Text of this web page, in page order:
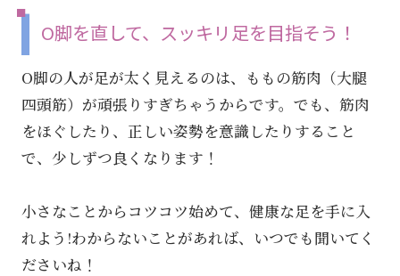
O脚を直して、スッキリ足を目指そう！
O脚の人が足が太く見えるのは、ももの筋肉（大腿
四頭筋）が頑張りすぎちゃうからです。でも、筋肉
をほぐしたり、正しい姿勢を意識したりすること
で、少しずつ良くなります！
小さなことからコツコツ始めて、健康な足を手に入
れよう!わからないことがあれば、いつでも聞いてく
ださいね！